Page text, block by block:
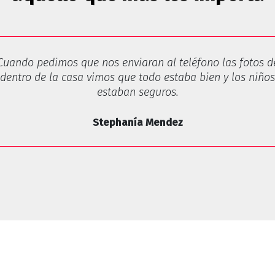
pedimos que nos enviaran al teléfono las fotos
dentro de la casa vimos que todo estaba bien y los niños
estaban seguros.
Stephanía Mendez